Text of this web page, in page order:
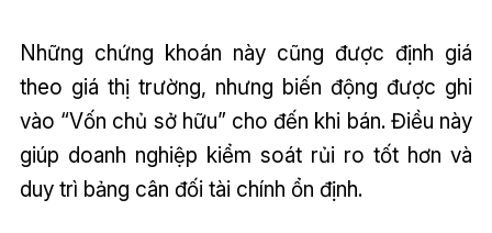
Những chứng khoán này cũng được định giá
theo giá thị trường, nhưng biến động được ghi
vào “Vốn chủ sở hữu” cho đến khi bán. Điều này
giúp doanh nghiệp kiểm soát rủi ro tốt hơn và
duy trì bảng cân đối tài chính ổn định.